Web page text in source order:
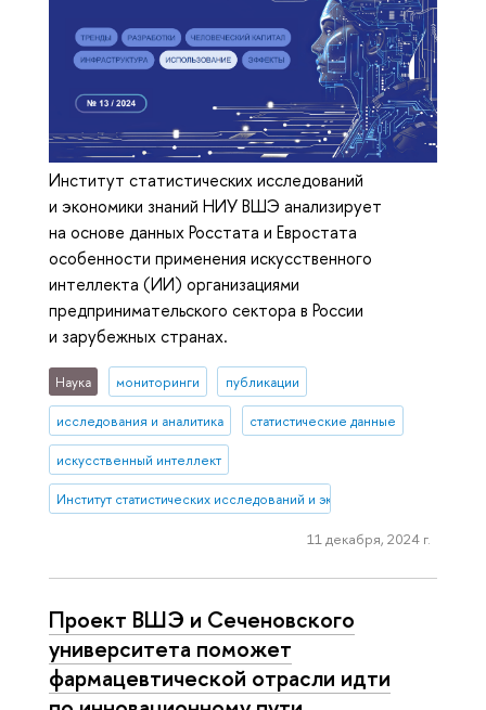
Институт статистических исследований
и экономики знаний НИУ ВШЭ анализирует
на основе данных Росстата и Евростата
особенности применения искусственного
интеллекта (ИИ) организациями
предпринимательского сектора в России
и зарубежных странах.
Наука мониторинги публикации
исследования и аналитика статистические данные
искусственный интеллект
Институт статистических исследований и экономики знаний
11 декабря, 2024 г.
Проект ВШЭ и Сеченовского
университета поможет
фармацевтической отрасли идти